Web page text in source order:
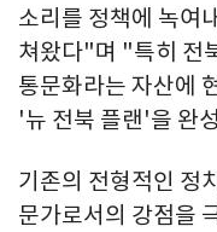
소리를 정책에 녹여
쳐왔다"며 "특히 전
통문화라는 자산에
'뉴 전북 플랜'을 완
기존의 전형적인 정
문가로서의 강점을